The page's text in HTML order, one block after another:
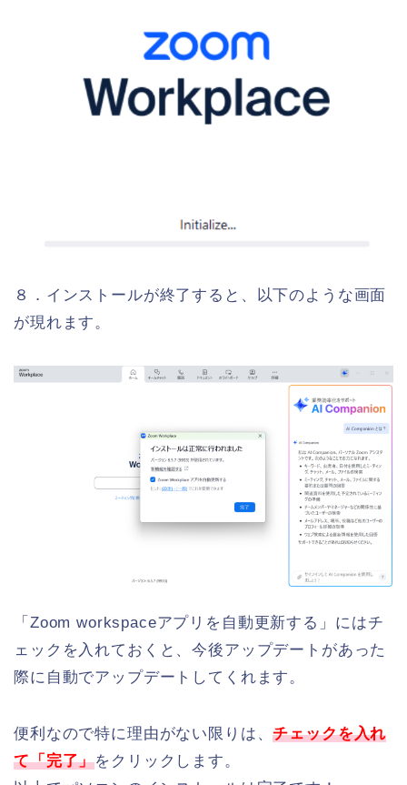
８．インストールが終了すると、以下のような画面
が現れます。
「Zoom workspaceアプリを自動更新する」にはチ
ェックを入れておくと、今後アップデートがあった
際に自動でアップデートしてくれます。
便利なので特に理由がない限りは、チェックを入れ
て「完了」をクリックします。